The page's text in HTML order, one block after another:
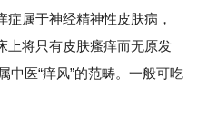
属于神经精神性皮肤病，
上将只有皮肤瘙痒而无原发
中医“痒风”的范畴。一般可吃